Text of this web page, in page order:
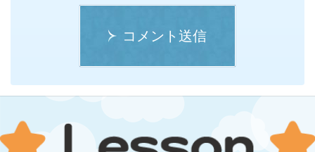
コメント送信